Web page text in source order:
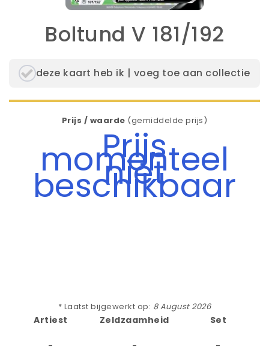
Boltund V 181/192
deze kaart heb ik | voeg toe aan collectie
Prijs / waarde (gemiddelde prijs)
Prijs
momenteel
niet
beschikbaar
* Laatst bijgewerkt op: 8 August 2026
Artiest
-
Zeldzaamheid
-
Set
-